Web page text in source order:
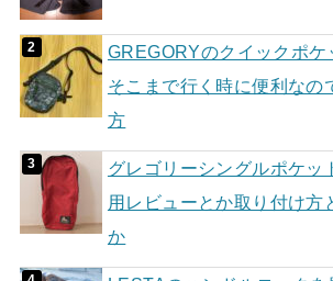
GREGORYのクイックポケ
そこまで行く時に便利なの
方
グレゴリーシングルポケッ
用レビューとか取り付け方
か